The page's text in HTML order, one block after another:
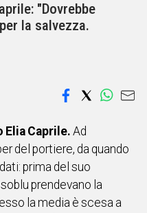
"Dovrebbe
la salvezza.
Elia Caprile. Ad
del portiere, da quando
prima del suo
prendevano la
la media è scesa a